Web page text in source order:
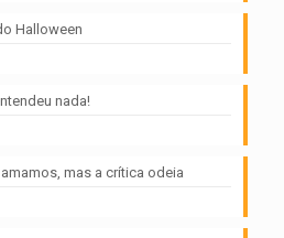
Halloween
nada!
mas a crítica odeia